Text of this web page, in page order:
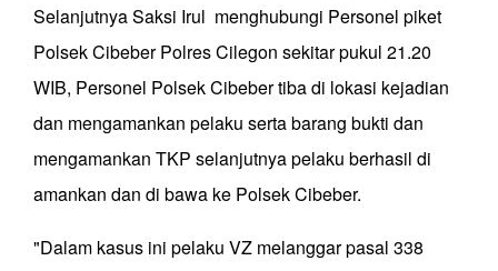
Selanjutnya Saksi Irul menghubungi Personel piket
Polsek Cibeber Polres Cilegon sekitar pukul 21.20
WIB, Personel Polsek Cibeber tiba di lokasi kejadian
dan mengamankan pelaku serta barang bukti dan
mengamankan TKP selanjutnya pelaku berhasil di
amankan dan di bawa ke Polsek Cibeber.
"Dalam kasus ini pelaku VZ melanggar pasal 338